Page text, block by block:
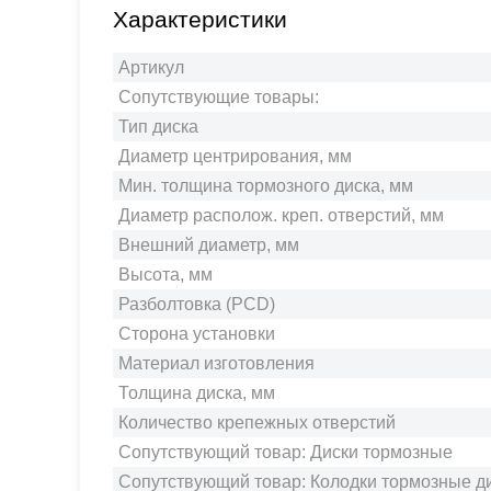
Характеристики
Артикул
Сопутствующие товары:
Тип диска
Диаметр центрирования, мм
Мин. толщина тормозного диска, мм
Диаметр располож. креп. отверстий, мм
Внешний диаметр, мм
Высота, мм
Разболтовка (PCD)
Сторона установки
Материал изготовления
Толщина диска, мм
Количество крепежных отверстий
Сопутствующий товар: Диски тормозные
Сопутствующий товар: Колодки тормозные